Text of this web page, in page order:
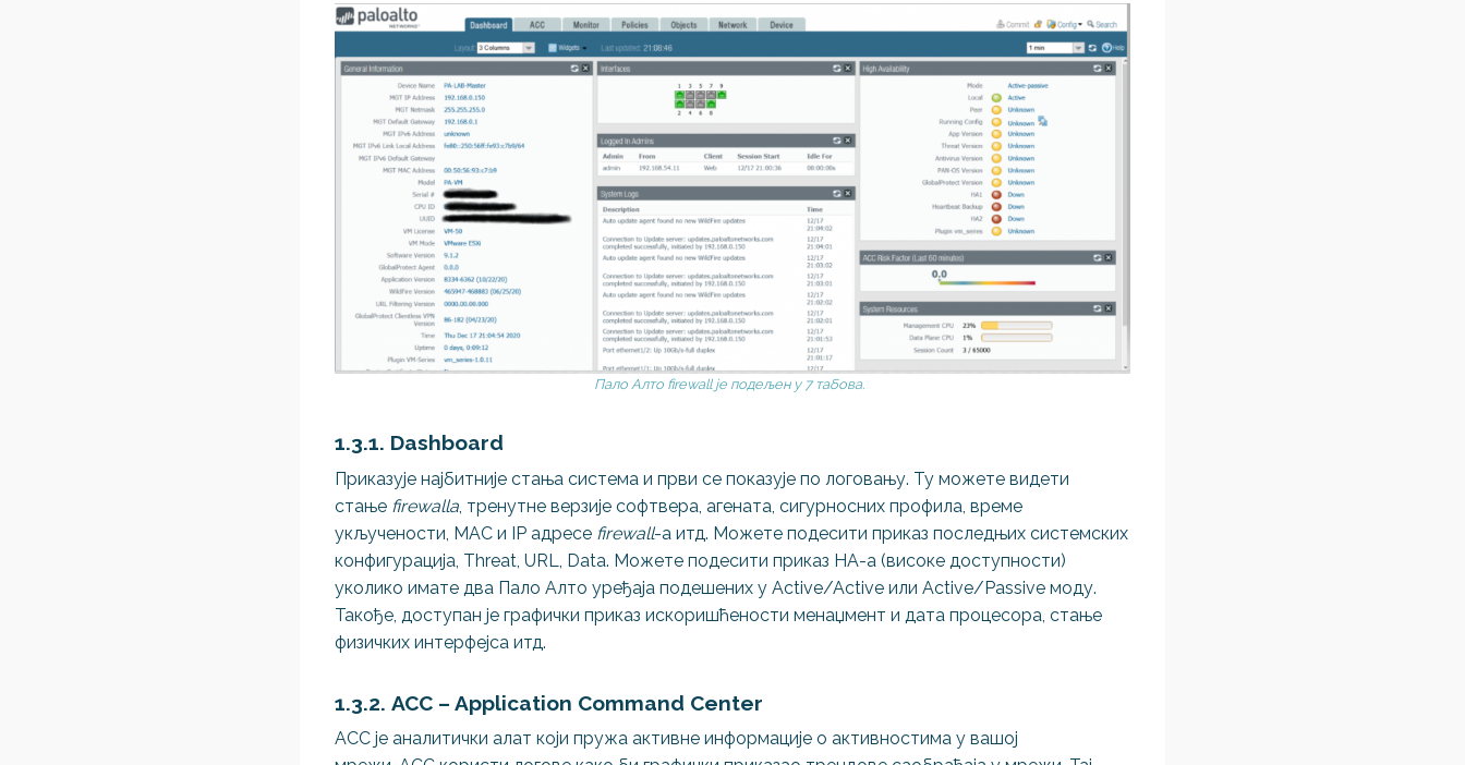
Пало Алто firewall је подељен у 7 табова.
1.3.1. Dashboard
Приказује најбитније стања система и први се показује по логовању. Ту можете видети
стање firewallа , тренутне верзије софтвера, агената, сигурносних профила, време
укључености, MAC и IP адресе firewall-а итд. Можете подесити приказ последњих системских
конфигурација, Threat, URL, Data. Можете подесити приказ HA-а (високе доступности)
уколико имате два Пало Алто уређаја подешених у Active/Active или Active/Passive моду.
Такође, доступан је графички приказ искоришћености менаџмент и дата процесора, стање
физичких интерфејса итд.
1.3.2. ACC – Application Command Center
ACC је аналитички алат који пружа активне информације о активностима у вашој